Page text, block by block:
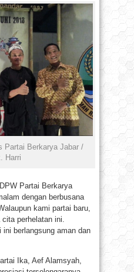
Partai Berkarya Jabar /
Harri
Partai Berkarya
dengan berbusana
kami partai baru,
perhelatan ini.
berlangsung aman dan
Ika, Aef Alamsyah,